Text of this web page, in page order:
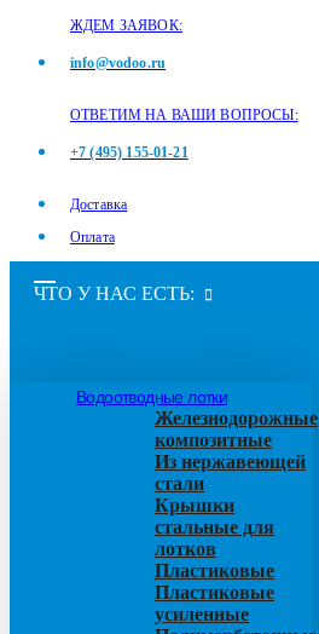
ЖДЕМ ЗАЯВОК:
info@vodoo.ru
ОТВЕТИМ НА ВАШИ ВОПРОСЫ:
+7 (495) 155-01-21
Доставка
Оплата
ЧТО У НАС ЕСТЬ:
Водоотводные лотки
Железнодорожные
композитные
Из нержавеющей
стали
Крышки
стальные для
лотков
Пластиковые
Пластиковые
усиленные